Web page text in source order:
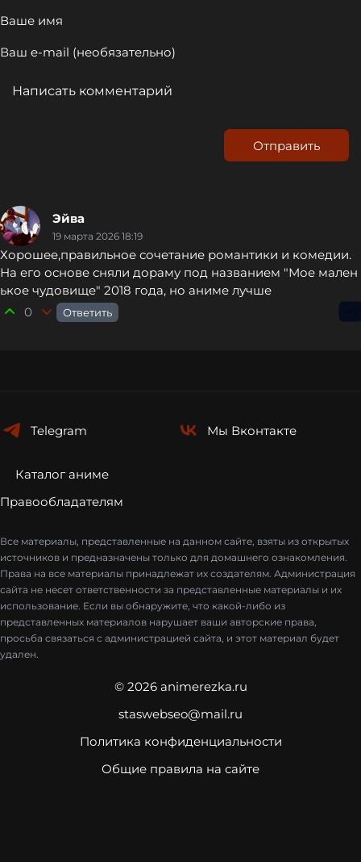
Отправить
Эйва
19 марта 2026 18:19
Хорошее,правильное сочетание романтики и комедии.
На его основе сняли дораму под названием "Мое мален
ькое чудовище" 2018 года, но аниме лучше
Ответить
0 ⋮
Telegram Мы Вконтакте
Каталог аниме
Правообладателям
Все материалы, представленные на данном сайте, взяты из открытых
источников и предназначены только для домашнего ознакомления.
Права на все материалы принадлежат их создателям. Администрация
сайта не несет ответственности за представленные материалы и их
использование. Если вы обнаружите, что какой-либо из
представленных материалов нарушает ваши авторские права,
просьба связаться с администрацией сайта, и этот материал будет
удален.
© 2026 animerezka.ru
staswebseo@mail.ru
Политика конфиденциальности
Общие правила на сайте